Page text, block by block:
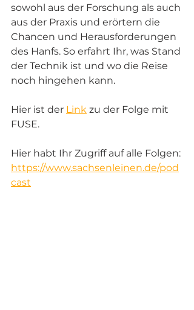
sowohl aus der Forschung als auch
aus der Praxis und erörtern die
Chancen und Herausforderungen
des Hanfs. So erfahrt Ihr, was Stand
der Technik ist und wo die Reise
noch hingehen kann.
Hier ist der Link zu der Folge mit
FUSE.
Hier habt Ihr Zugriff auf alle Folgen:
https://www.sachsenleinen.de/pod
cast